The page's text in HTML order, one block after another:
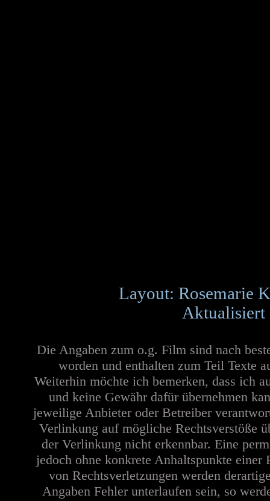
Layout: Rosemarie
Aktualisiert
Die Angaben zum o.g. Film sind nach
worden und enthalten zum Teil Texte
Weiterhin möchte ich bemerken, dass ich
und keine Gewähr dafür übernehmen
jeweilige Anbieter oder Betreiber
Verlinkung auf mögliche Rechtsverstöße
der Verlinkung nicht erkennbar. Eine
jedoch ohne konkrete Anhaltspunkte
von Rechtsverletzungen werden
Angaben Fehler unterlaufen sein, so